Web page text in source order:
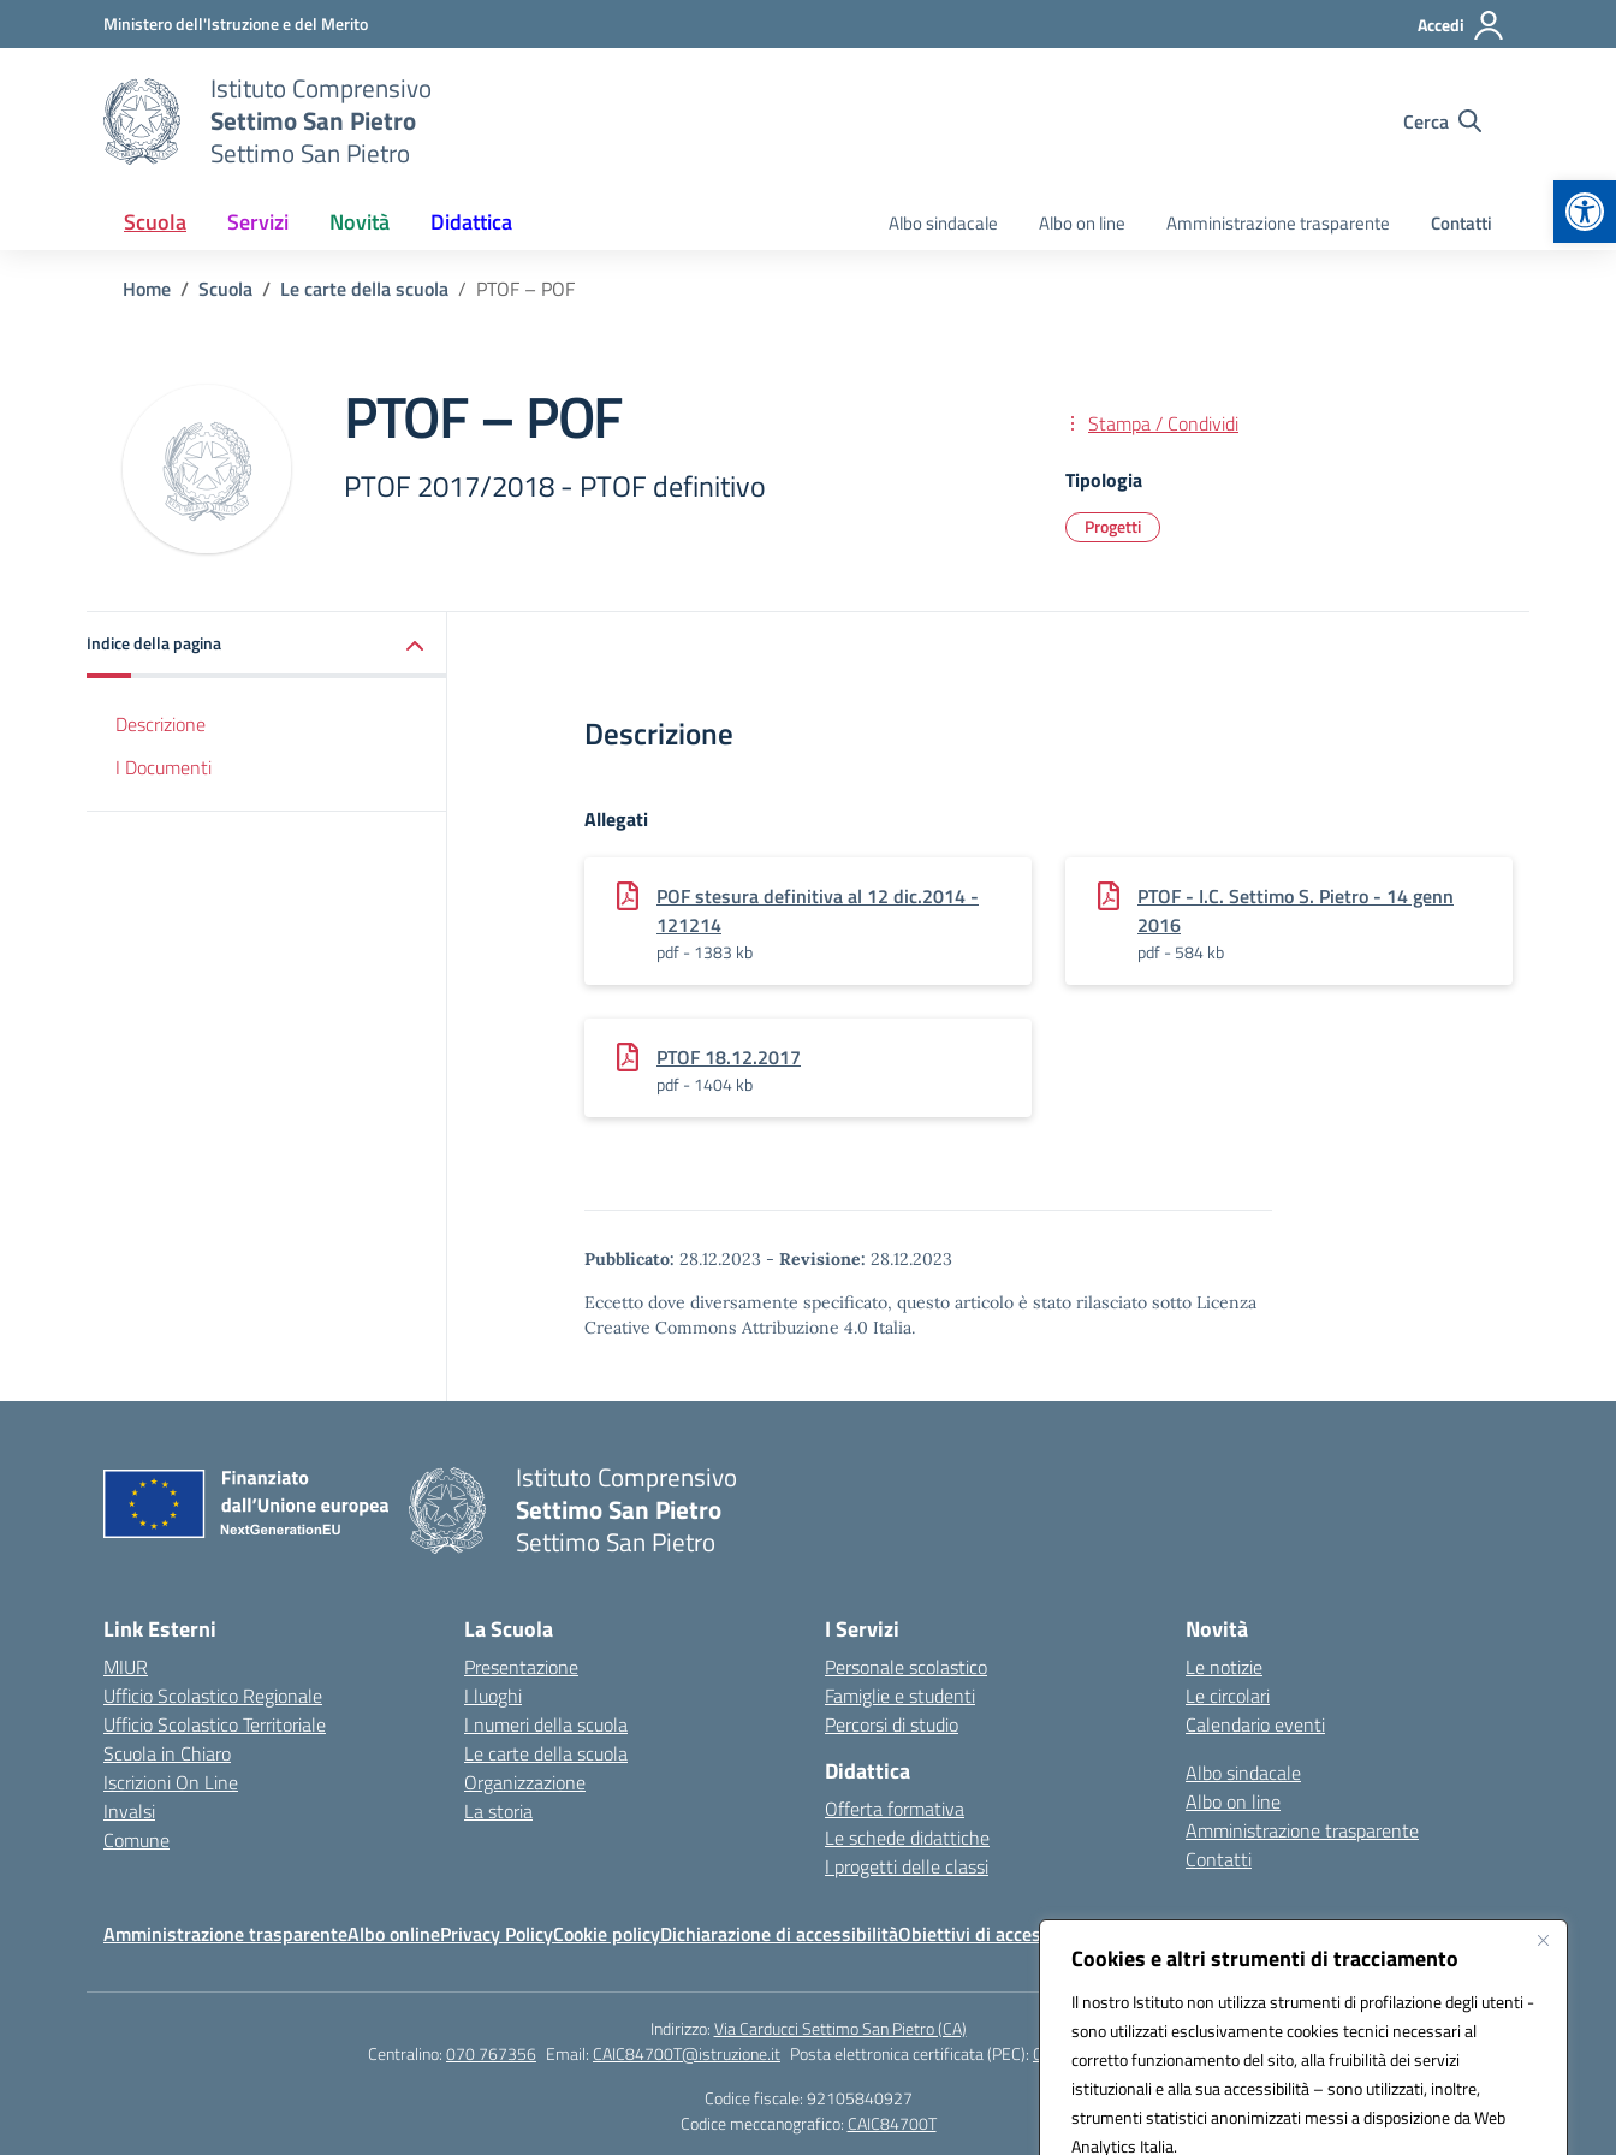
Cookies e altri strumenti di tracciamento
Il nostro Istituto non utilizza strumenti di profilazione degli utenti -
sono utilizzati esclusivamente cookies tecnici necessari al
corretto funzionamento del sito, alla fruibilità dei servizi
istituzionali e alla sua accessibilità – sono utilizzati, inoltre,
strumenti statistici anonimizzati messi a disposizione da Web
Analytics Italia.
Vai ai contenuti
Vai al menu di navigazioneMinistero dell'Istruzione e del Merito Accedi
Istituto Comprensivo
Settimo San Pietro
Settimo San Pietro
Cerca
Scuola Servizi Novità Didattica Albo sindacale Albo on line Amministrazione trasparente Contatti
Home Scuola Le carte della scuola PTOF – POF
PTOF – POF
PTOF 2017/2018 - PTOF definitivo
Stampa / Condividi
Tipologia
Progetti
Indice della pagina
Descrizione
I Documenti
Descrizione
Allegati
POF stesura definitiva al 12 dic.2014 -
121214
pdf - 1383 kb
PTOF - I.C. Settimo S. Pietro - 14 genn
2016
pdf - 584 kb
PTOF 18.12.2017
pdf - 1404 kb
Pubblicato: 28.12.2023 - Revisione: 28.12.2023
Eccetto dove diversamente specificato, questo articolo è stato rilasciato sotto Licenza
Creative Commons Attribuzione 4.0 Italia.
Istituto Comprensivo
Settimo San Pietro
Settimo San Pietro
Link Esterni
MIUR
Ufficio Scolastico Regionale
Ufficio Scolastico Territoriale
Scuola in Chiaro
Iscrizioni On Line
Invalsi
Comune
La Scuola
Presentazione
I luoghi
I numeri della scuola
Le carte della scuola
Organizzazione
La storia
I Servizi
Personale scolastico
Famiglie e studenti
Percorsi di studio
Didattica
Offerta formativa
Le schede didattiche
I progetti delle classi
Novità
Le notizie
Le circolari
Calendario eventi
Albo sindacale
Albo on line
Amministrazione trasparente
Contatti
Amministrazione trasparenteAlbo onlinePrivacy PolicyCookie policyDichiarazione di accessibilitàObiettivi di accessibilità
Indirizzo:Via Carducci Settimo San Pietro (CA)
Centralino:070 767356 Email: CAIC84700T@istruzione.it Posta elettronica certificata (PEC): CAIC84700T@pec.istruzione.it
Codice fiscale: 92105840927
Codice meccanografico: CAIC84700T